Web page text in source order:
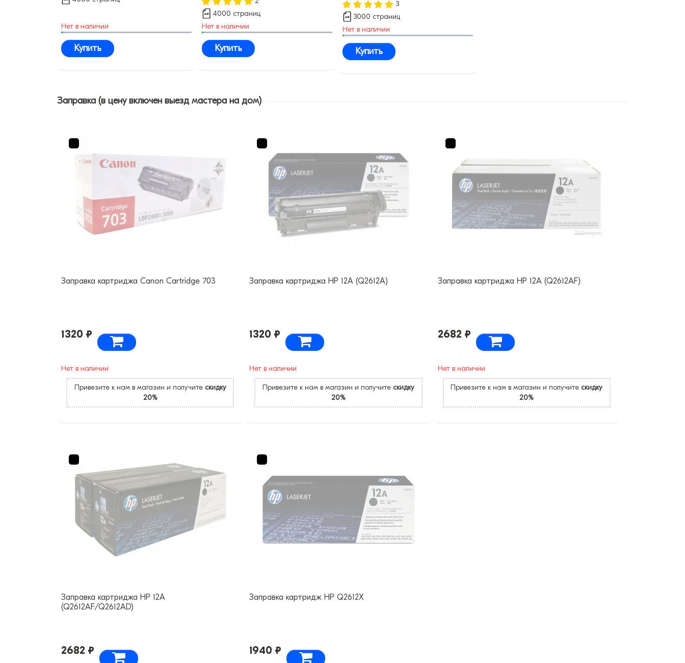
Нет в наличии
Купить
4000 страниц
Нет в наличии
Купить
3
3000 страниц
Нет в наличии
Купить
Заправка (в цену включен выезд мастера на дом)
Заправка картриджа Canon Cartridge 703
1320 ₽
Нет в наличии
Привезите к нам в магазин и получите скидку
20%
Заправка картриджа HP 12A (Q2612A)
1320 ₽
Нет в наличии
Привезите к нам в магазин и получите скидку
20%
Заправка картриджа HP 12A (Q2612AF)
2682 ₽
Нет в наличии
Привезите к нам в магазин и получите скидку
20%
Заправка картриджа HP 12A
(Q2612AF/Q2612AD)
2682 ₽
Заправка картридж HP Q2612X
1940 ₽